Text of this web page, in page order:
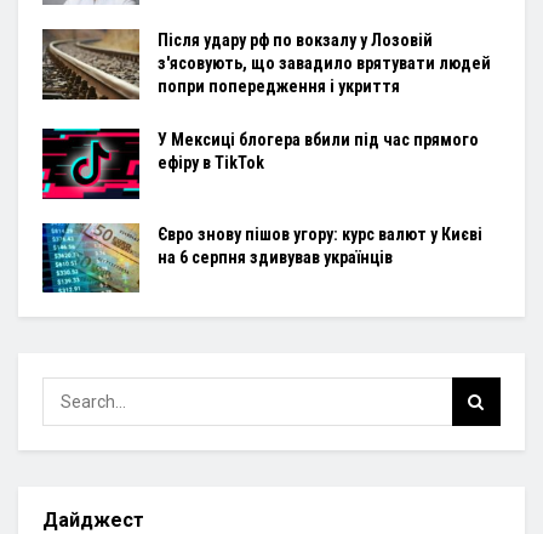
Після удару рф по вокзалу у Лозовій
з'ясовують, що завадило врятувати людей
попри попередження і укриття
У Мексиці блогера вбили під час прямого
ефіру в TikTok
Євро знову пішов угору: курс валют у Києві
на 6 серпня здивував українців
Дайджест